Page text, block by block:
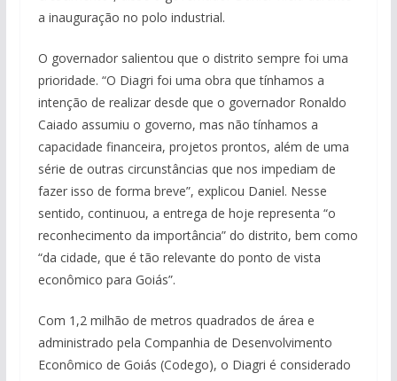
a inauguração no polo industrial.
O governador salientou que o distrito sempre foi uma
prioridade. “O Diagri foi uma obra que tínhamos a
intenção de realizar desde que o governador Ronaldo
Caiado assumiu o governo, mas não tínhamos a
capacidade financeira, projetos prontos, além de uma
série de outras circunstâncias que nos impediam de
fazer isso de forma breve”, explicou Daniel. Nesse
sentido, continuou, a entrega de hoje representa “o
reconhecimento da importância” do distrito, bem como
“da cidade, que é tão relevante do ponto de vista
econômico para Goiás”.
Com 1,2 milhão de metros quadrados de área e
administrado pela Companhia de Desenvolvimento
Econômico de Goiás (Codego), o Diagri é considerado